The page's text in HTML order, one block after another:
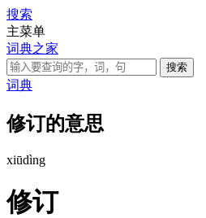
搜索
主菜单
词典之家
词典
修订的意思
xiūdìng
修订